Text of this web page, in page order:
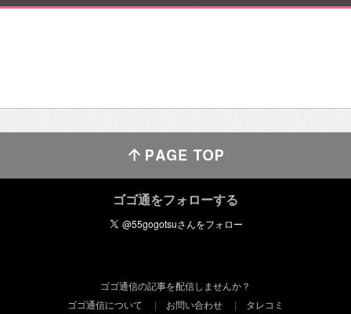
ゴゴ通をフォローする
ゴゴ通信の記事を配信しませんか？
ゴゴ通信について
お問い合わせ タレコミ